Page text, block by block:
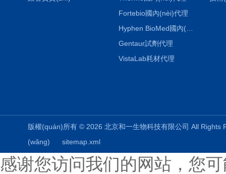
Fortebio國內(nèi)代理
Hyphen BioMed國內(nèi)代理
Gentaur試劑代理
VistaLab耗材代理
版權(quán)所有 © 2026 北京和一生物科技有限公司 All
(wǎng)
sitemap.xml
感谢您访问我们的网站，您